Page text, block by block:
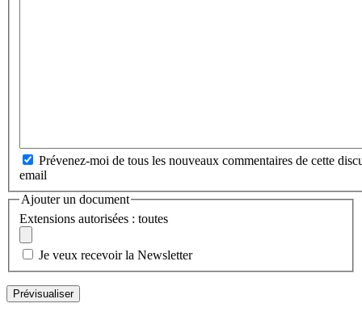
Prévenez-moi de tous les nouveaux commentaires de cette
email
Ajouter un document
Extensions autorisées : toutes
Je veux recevoir la Newsletter